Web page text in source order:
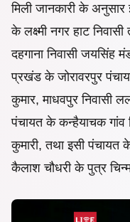
मिली जानकारी के अनुसार
के लक्ष्मी नगर हाट
दहगाना निवासी जयसिंह
प्रखंड के जोरावरपुर
कुमार, माधवपुर निवासी
पंचायत के कन्हैयाचक गांव
कुमारी, तथा इसी पंचायत
कैलाश चौधरी के पुत्र